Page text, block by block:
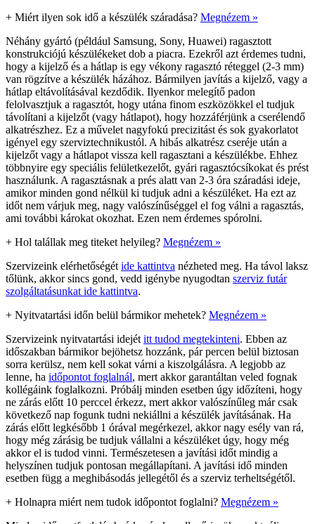
+ Miért ilyen sok idő a készülék száradása? Megnézem »
Néhány gyártó (például Samsung, Sony, Huawei) ragasztott
konstrukciójú készülékeket dob a piacra. Ezekről azt érdemes tudni,
hogy a kijelző és a hátlap is egy vékony ragasztó réteggel (2-3 mm)
van rögzítve a készülék házához. Bármilyen javítás a kijelző, vagy a
hátlap eltávolításával kezdődik. Ilyenkor melegítő padon
felolvasztjuk a ragasztót, hogy utána finom eszközökkel el tudjuk
távolítani a kijelzőt (vagy hátlapot), hogy hozzáférjünk a cserélendő
alkatrészhez. Ez a művelet nagyfokú precizitást és sok gyakorlatot
igényel egy szerviztechnikustól. A hibás alkatrész cseréje után a
kijelzőt vagy a hátlapot vissza kell ragasztani a készülékbe. Ehhez
többnyire egy speciális felületkezelőt, gyári ragasztócsíkokat és prést
használunk. A ragasztásnak a prés alatt van 2-3 óra száradási ideje,
amikor minden gond nélkül ki tudjuk adni a készüléket. Ha ezt az
időt nem várjuk meg, nagy valószínűséggel el fog válni a ragasztás,
ami további károkat okozhat. Ezen nem érdemes spórolni.
+ Hol talállak meg titeket helyileg? Megnézem »
Szervizeink elérhetőségét ide kattintva nézheted meg. Ha távol laksz
tőlünk, akkor sincs gond, vedd igénybe nyugodtan szerviz futár
szolgáltatásunkat ide kattintva.
+ Nyitvatartási időn belül bármikor mehetek? Megnézem »
Szervizeink nyitvatartási idejét itt tudod megtekinteni. Ebben az
időszakban bármikor bejöhetsz hozzánk, pár percen belül biztosan
sorra kerülsz, nem kell sokat várni a kiszolgálásra. A legjobb az
lenne, ha időpontot foglalnál, mert akkor garantáltan veled fognak
kollégáink foglalkozni. Próbálj minden esetben úgy időzíteni, hogy
ne zárás előtt 10 perccel érkezz, mert akkor valószínűleg már csak
következő nap fogunk tudni nekiállni a készülék javításának. Ha
zárás előtt legkésőbb 1 órával megérkezel, akkor nagy esély van rá,
hogy még zárásig be tudjuk vállalni a készüléket úgy, hogy még
akkor el is tudod vinni. Természetesen a javítási időt mindig a
helyszínen tudjuk pontosan megállapítani. A javítási idő minden
esetben függ a meghibásodás jellegétől és a szerviz terheltségétől.
+ Holnapra miért nem tudok időpontot foglalni? Megnézem »